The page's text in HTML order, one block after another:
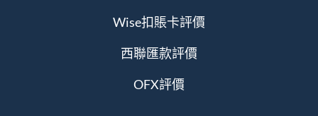
Wise扣賬卡評價
西聯匯款評價
OFX評價